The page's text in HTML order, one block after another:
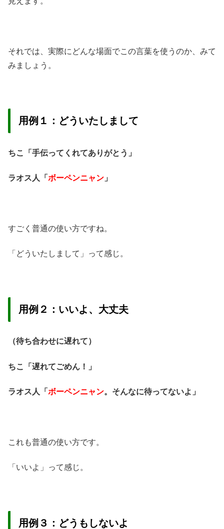
それでは、実際にどんな場面でこの言葉を使うのか、みて
みましょう。
用例１：どういたしまして
ちこ「手伝ってくれてありがとう」
ラオス人「 ボーペンニャン 」
すごく普通の使い方ですね。
「どういたしまして」って感じ。
用例２：いいよ、大丈夫
（待ち合わせに遅れて）
ちこ「遅れてごめん！」
ラオス人「 ボーペンニャン。そんなに待ってないよ」
これも普通の使い方です。
「いいよ」って感じ。
用例３：どうもしないよ